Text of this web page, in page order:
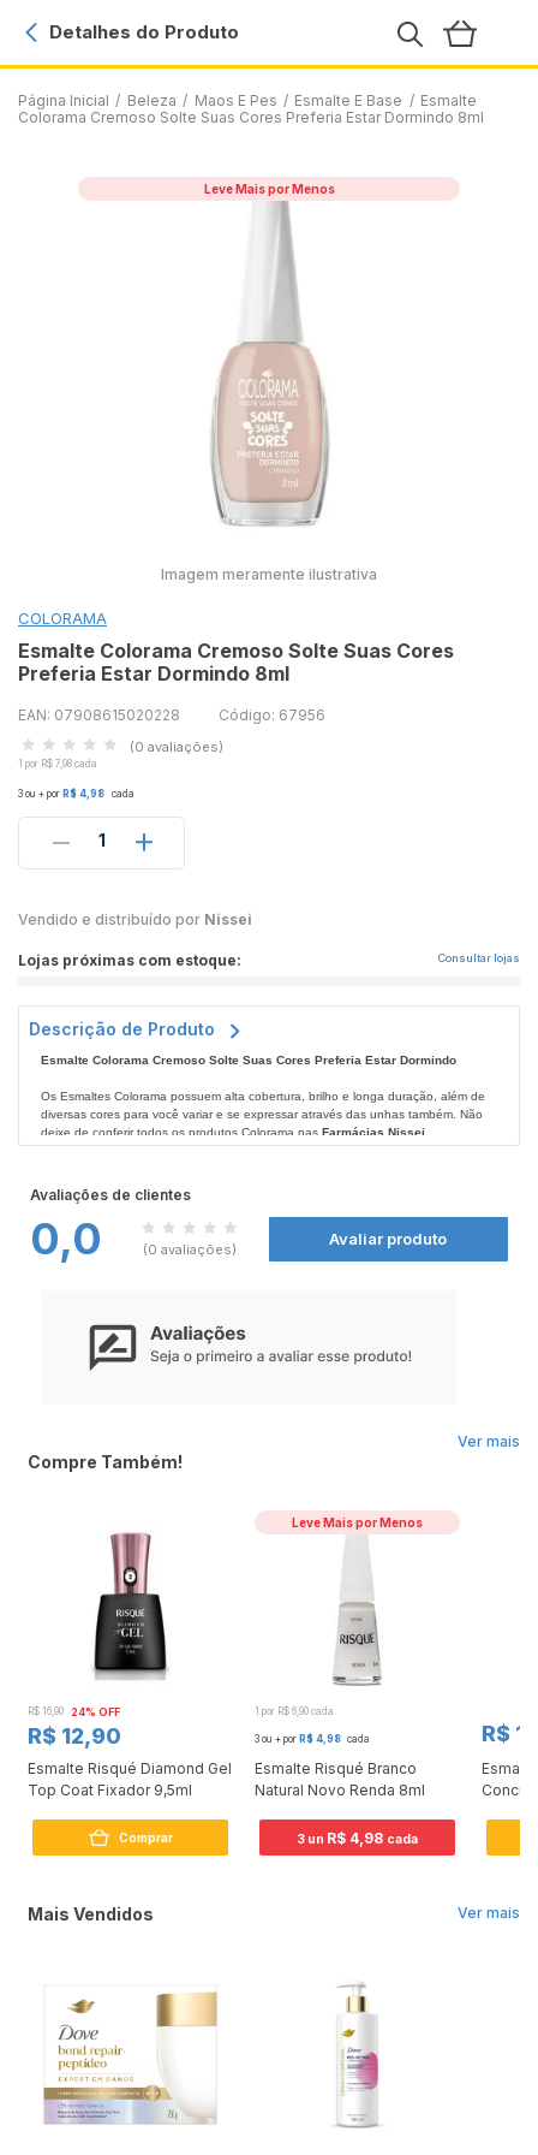
Página Inicial / Beleza / Maos E Pes / Esmalte E Base / Esmalte
Colorama Cremoso Solte Suas Cores Preferia Estar Dormindo 8ml
Detalhes do Produto
Leve Mais por Menos
Imagem meramente ilustrativa
COLORAMA
Esmalte Colorama Cremoso Solte Suas Cores
Preferia Estar Dormindo 8ml
EAN: 07908615020228 Código: 67956
(0 avaliações)
1 por R$ 7,98 cada
3 ou + por R$ 4,98 cada
1
Vendido e distribuído por Nissei
Lojas próximas com estoque: Consultar lojas
Descrição de Produto
Esmalte Colorama Cremoso Solte Suas Cores Preferia Estar Dormindo
Os Esmaltes Colorama possuem alta cobertura, brilho e longa duração, além de
diversas cores para você variar e se expressar através das unhas também. Não
deixe de conferir todos os produtos Colorama nas Farmácias Nissei
da linha de Cuidados Colorama.
Passo 2: Logo após, aplique duas camadas de cor do seu esmalte Colorama
favorito.
Passo 3: Finalize com Cobertura Intensificadora da Cor para uma esmaltação com
Cores vibrantes e com brilho, longa duração e secagem rápida.
Avaliações de clientes
0,0 (0 avaliações)
Avaliar produto
Ver mais
Compre Também!
R$ 16,90 24% OFF
R$ 12,90
Esmalte Risqué Diamond Gel
Top Coat Fixador 9,5ml
Comprar
Leve Mais por Menos
1 por R$ 6,90 cada
3 ou + por R$ 4,98 cada
Esmalte Risqué Branco
Natural Novo Renda 8ml
3 un R$ 4,98 cada
R$
Ver mais
Mais Vendidos